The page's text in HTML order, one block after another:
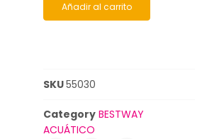
Añadir al carrito
SKU55030
Category BESTWAY
ACUÁTICO